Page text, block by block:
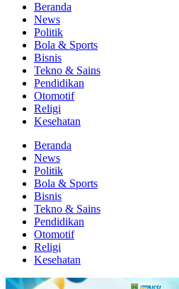
Beranda
News
Politik
Bola & Sports
Bisnis
Tekno & Sains
Pendidikan
Otomotif
Religi
Kesehatan
Beranda
News
Politik
Bola & Sports
Bisnis
Tekno & Sains
Pendidikan
Otomotif
Religi
Kesehatan